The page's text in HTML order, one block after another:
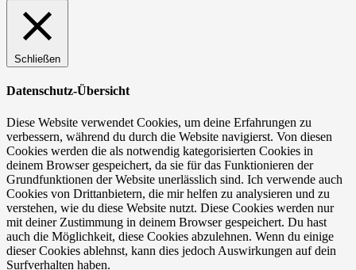
Schließen
Datenschutz-Übersicht
Diese Website verwendet Cookies, um deine Erfahrungen zu
verbessern, während du durch die Website navigierst. Von diesen
Cookies werden die als notwendig kategorisierten Cookies in
deinem Browser gespeichert, da sie für das Funktionieren der
Grundfunktionen der Website unerlässlich sind. Ich verwende auch
Cookies von Drittanbietern, die mir helfen zu analysieren und zu
verstehen, wie du diese Website nutzt. Diese Cookies werden nur
mit deiner Zustimmung in deinem Browser gespeichert. Du hast
auch die Möglichkeit, diese Cookies abzulehnen. Wenn du einige
dieser Cookies ablehnst, kann dies jedoch Auswirkungen auf dein
Surfverhalten haben.